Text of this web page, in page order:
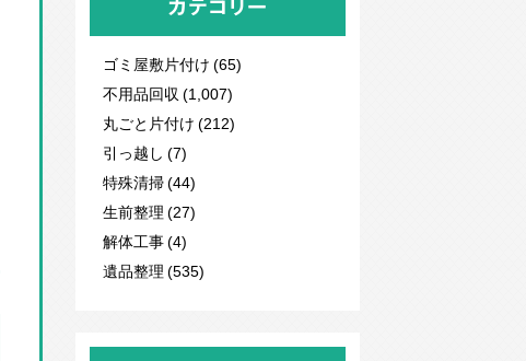
カテゴリー
ゴミ屋敷片付け (65)
不用品回収 (1,007)
丸ごと片付け (212)
引っ越し (7)
特殊清掃 (44)
生前整理 (27)
解体工事 (4)
遺品整理 (535)